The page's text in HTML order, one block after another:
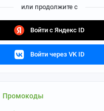
или продолжите с
Войти с Яндекс ID
Войти через VK ID
Промокоды